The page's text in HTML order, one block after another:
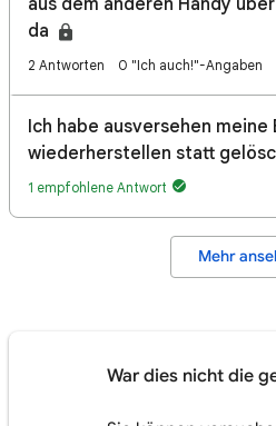
aus dem anderen Handy
da
2 Antworten 0 "Ich auch!"-Angaben
Ich habe ausversehen meine
wiederherstellen statt
1 empfohlene Antwort
Mehr
War dies nicht die